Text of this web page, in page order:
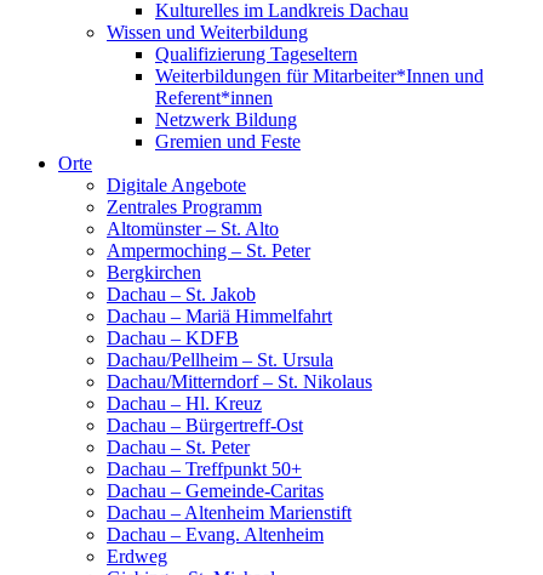
Kulturelles im Landkreis Dachau
Wissen und Weiterbildung
Qualifizierung Tageseltern
Weiterbildungen für Mitarbeiter*Innen und
Referent*innen
Netzwerk Bildung
Gremien und Feste
Orte
Digitale Angebote
Zentrales Programm
Altomünster – St. Alto
Ampermoching – St. Peter
Bergkirchen
Dachau – St. Jakob
Dachau – Mariä Himmelfahrt
Dachau – KDFB
Dachau/Pellheim – St. Ursula
Dachau/Mitterndorf – St. Nikolaus
Dachau – Hl. Kreuz
Dachau – Bürgertreff-Ost
Dachau – St. Peter
Dachau – Treffpunkt 50+
Dachau – Gemeinde-Caritas
Dachau – Altenheim Marienstift
Dachau – Evang. Altenheim
Erdweg